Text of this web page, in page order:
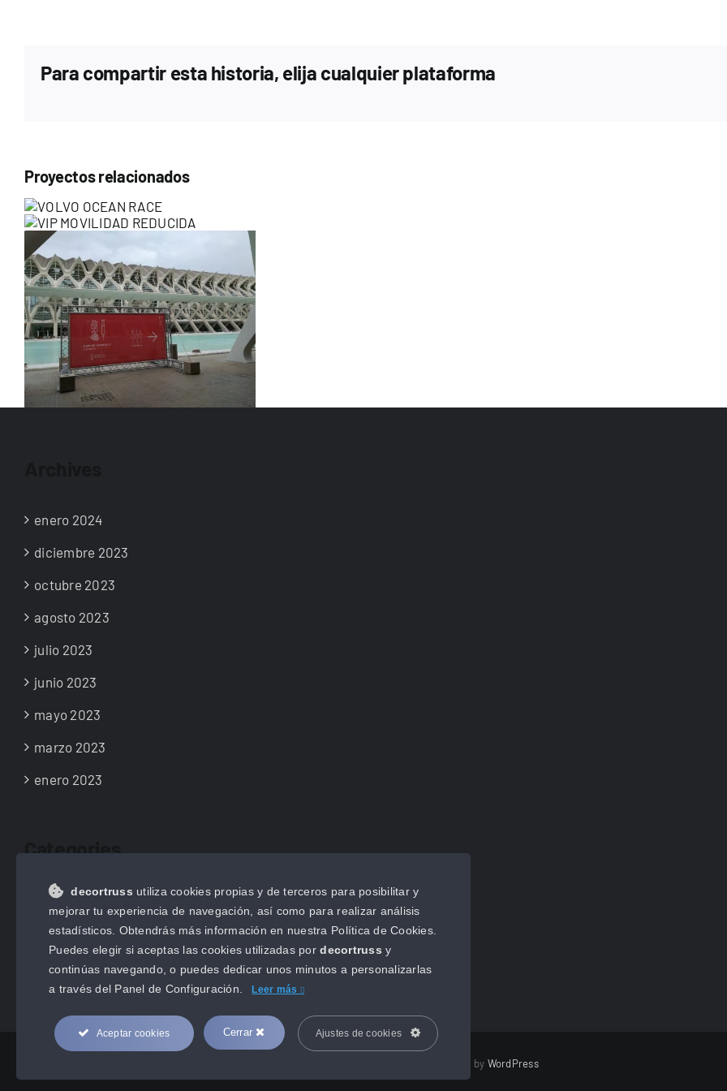
Para compartir esta historia, elija cualquier plataforma
Proyectos relacionados
enero 2024
diciembre 2023
octubre 2023
agosto 2023
julio 2023
junio 2023
mayo 2023
marzo 2023
enero 2023
Categories
NOTICIAS
NOVEDADES
Uncategorized
| All Rights Reserved | Powered by WordPress
decortruss utiliza cookies propias y de terceros para posibilitar y
mejorar tu experiencia de navegación, así como para realizar análisis
estadísticos. Obtendrás más información en nuestra Política de Cookies.
Puedes elegir si aceptas las cookies utilizadas pordecortrussy
continúas navegando, o puedes dedicar unos minutos a personalizarlas
a través del Panel de Configuración. Leer más
Aceptar cookies Cerrar Ajustes de cookies